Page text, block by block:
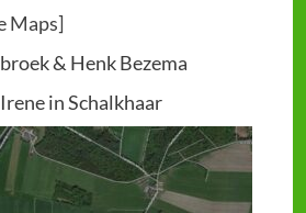
Maps]
& Henk Bezema
in Schalkhaar